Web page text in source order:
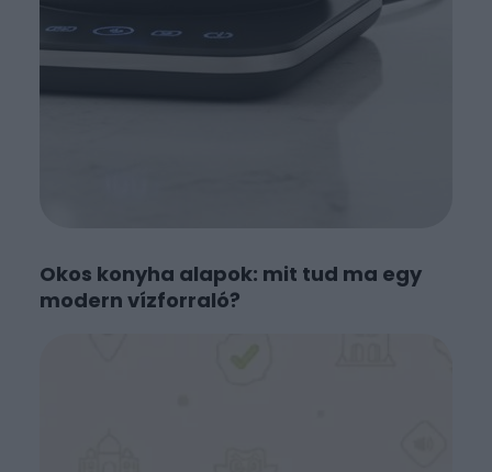
Okos konyha alapok: mit tud ma egy
modern vízforraló?